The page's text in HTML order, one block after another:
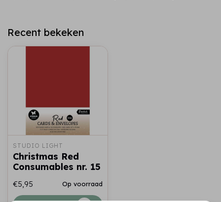
Recent bekeken
STUDIO LIGHT
Christmas Red
Consumables nr. 15
€5,95 Op voorraad